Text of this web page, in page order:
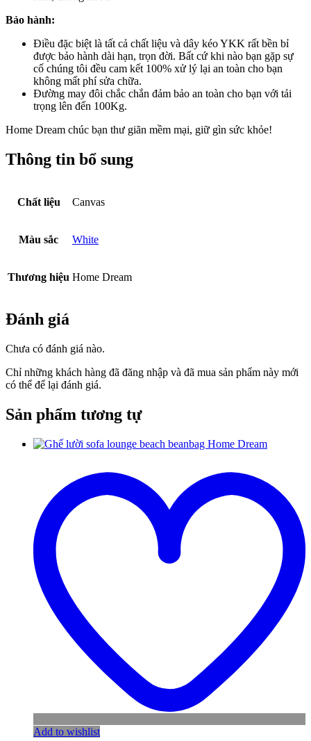
Bảo hành:
Điều đặc biệt là tất cả chất liệu và dây kéo YKK rất bền bỉ
được bảo hành dài hạn, trọn đời. Bất cứ khi nào bạn gặp sự
cố chúng tôi đều cam kết 100% xử lý lại an toàn cho bạn
không mất phí sửa chữa.
Đường may đôi chắc chắn đảm bảo an toàn cho bạn với tải
trọng lên đến 100Kg.
Home Dream chúc bạn thư giãn mềm mại, giữ gìn sức khỏe!
Thông tin bổ sung
Chất liệu Canvas
Màu sắc White
Thương hiệu Home Dream
Đánh giá
Chưa có đánh giá nào.
Chỉ những khách hàng đã đăng nhập và đã mua sản phẩm này mới
có thể để lại đánh giá.
Sản phẩm tương tự
Add to wishlist